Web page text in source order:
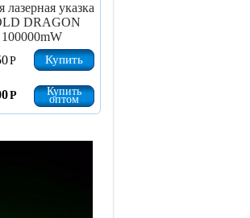
лазерная указка
DRAGON
100000mW
Р Купить
Р Купить
оптом